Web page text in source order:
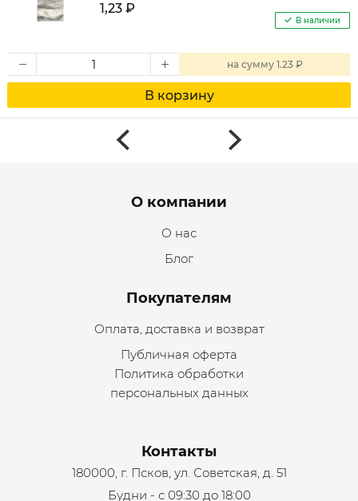
1,23 ₽
В наличии
на сумму 1.23 ₽
В корзину
Menu footerО компании
О нас
Блог
Покупателям
Оплата, доставка и возврат
Публичная оферта
Политика обработки
персональных данных
Контакты
180000, г. Псков, ул. Советская, д. 51
Будни - с 09:30 до 18:00